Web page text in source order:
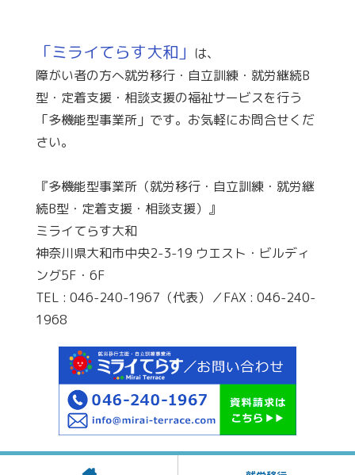
「ミライてらす大和」 は、
障がい者の方へ就労移行・自立訓練・就労継続B
型・定着支援・相談支援の福祉サービスを行う
「多機能型事業所」です。お気軽にお問合せくだ
さい。
『多機能型事業所（就労移行・自立訓練・就労継
続B型・定着支援・相談支援）』
ミライてらす大和
神奈川県大和市中央2-3-19 ウエスト・ビルディ
ング5F・6F
TEL : 046-240-1967（代表）／FAX : 046-240-
1968